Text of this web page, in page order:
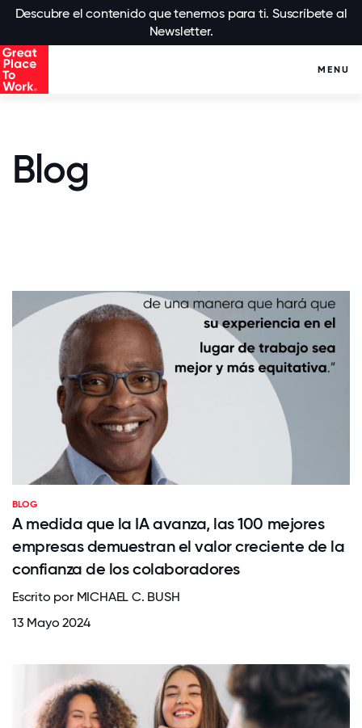
Descubre el contenido que tenemos para ti. Suscríbete al
Newsletter.
MENU
Blog
BLOG
A medida que la IA avanza, las 100 mejores
empresas demuestran el valor creciente de la
confianza de los colaboradores
Escrito por MICHAEL C. BUSH
13 Mayo 2024